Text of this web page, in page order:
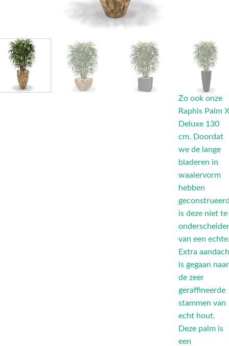
Zo ook onze
Raphis Palm
Deluxe 130
cm. Doordat
we de lange
bladeren in
waaiervorm
hebben
is deze niet te
van een
Extra
is gegaan naar
de zeer
geraffineerde
stammen van
echt hout.
Deze palm is
een